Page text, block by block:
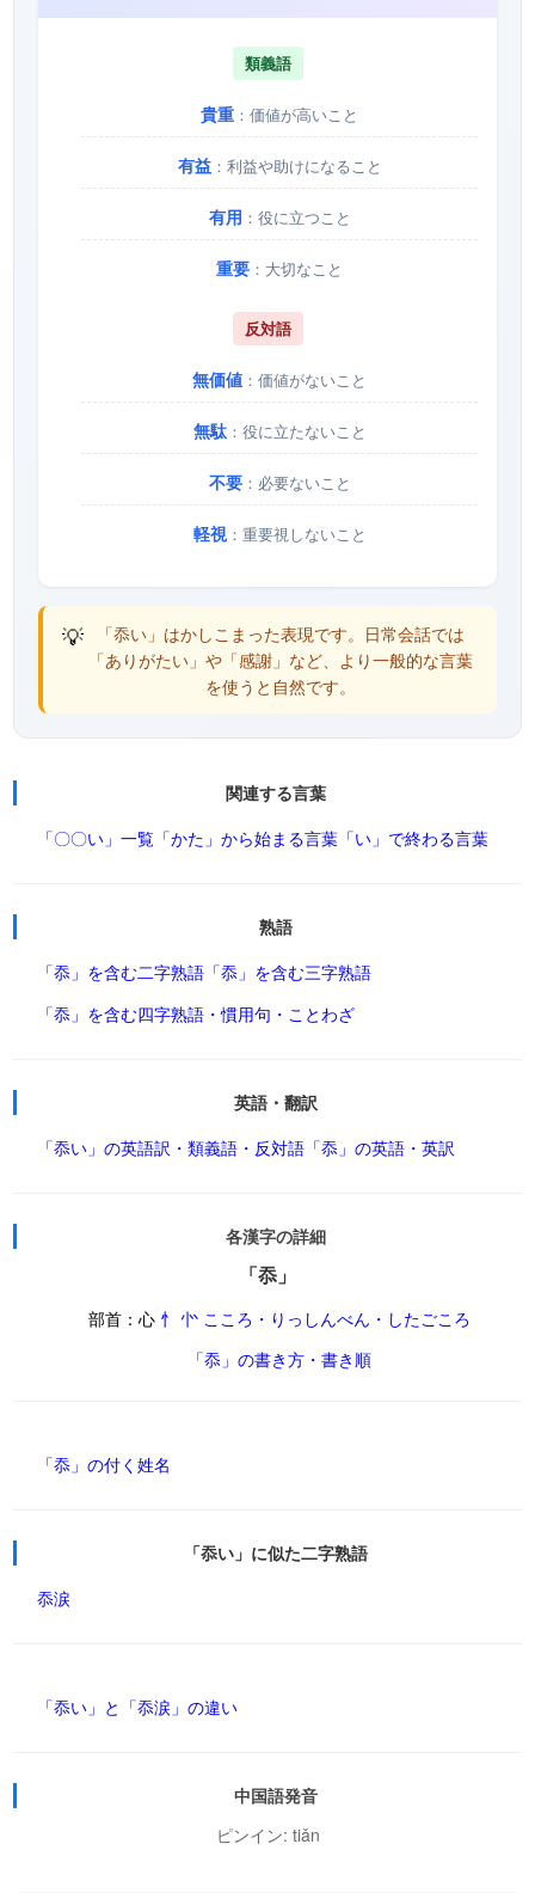
類義語
貴重 ：価値が高いこと
有益：利益や助けになること
有用 ：役に立つこと
重要 ：大切なこと
反対語
無価値 ：価値がないこと
無駄：役に立たないこと
不要：必要ないこと
軽視：重要視しないこと
💡
「忝い」はかしこまった表現です。日常会話では
「ありがたい」や「感謝」など、より一般的な言葉
を使うと自然です。
関連する言葉
「〇〇い」一覧 「かた」から始まる言葉 「い」で終わる言葉
熟語
「忝」を含む二字熟語 「忝」を含む三字熟語
「忝」を含む四字熟語・慣用句・ことわざ
英語・翻訳
「忝い」の英語訳・類義語・反対語 「忝」の英語・英訳
各漢字の詳細
「忝」
部首：心 忄 㣺 こころ・りっしんべん・したごころ
「忝」の書き方・書き順
「忝」の付く姓名
「忝い」に似た二字熟語
忝涙
「忝い」と「忝涙」の違い
中国語発音
ピンイン: tiǎn